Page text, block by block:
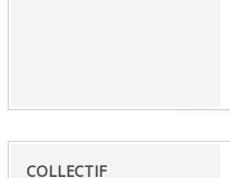
‎COLLECTIF‎